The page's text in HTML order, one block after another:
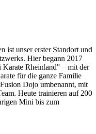
ist unser erster Standort und
Hier begann 2017
Rheinland" – mit der
für die ganze Familie
Dojo umbenannt, mit
Heute trainieren auf 200
Mini bis zum